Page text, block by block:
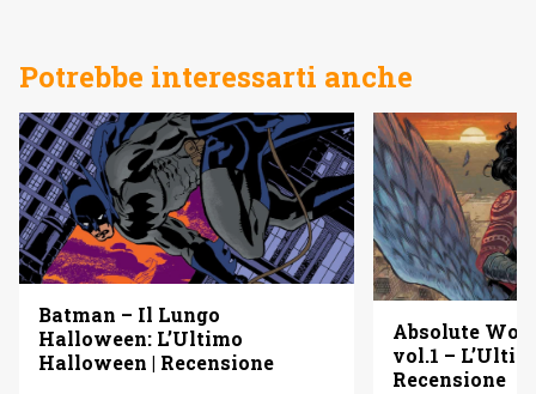
Potrebbe interessarti anche
Batman – Il Lungo
Halloween: L’Ultimo
Halloween | Recensione
Absolute
vol.1 –
Recensione